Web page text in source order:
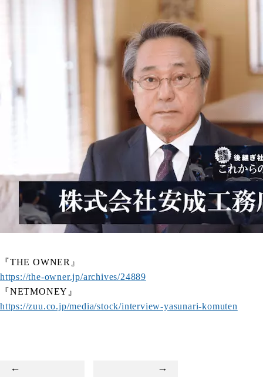
『THE OWNER』
https://the-owner.jp/archives/24889
『NETMONEY』
https://zuu.co.jp/media/stock/interview-yasunari-komuten